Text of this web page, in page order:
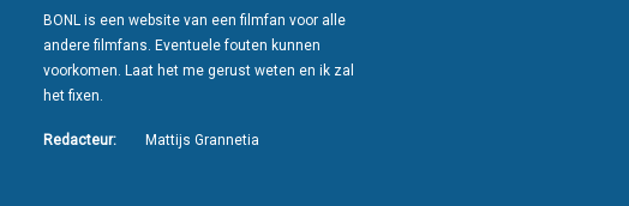
BONL is een website van een filmfan voor alle
andere filmfans. Eventuele fouten kunnen
voorkomen. Laat het me gerust weten en ik zal
het fixen.
Redacteur: Mattijs Grannetia